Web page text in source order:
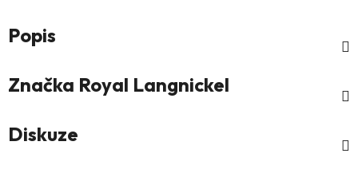
Popis
Značka Royal Langnickel
Diskuze